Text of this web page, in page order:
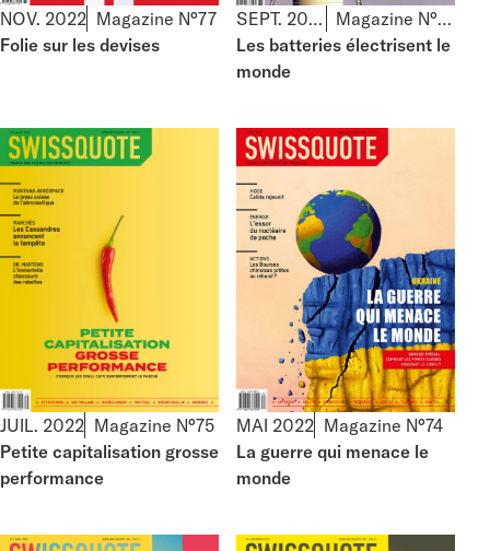
NOV. 2022 Magazine N°77
Folie sur les devises
SEPT. 2022
Magazine N°76
Les batteries électrisent le
monde
JUIL. 2022 Magazine N°75
Petite capitalisation grosse
performance
MAI 2022 Magazine N°74
La guerre qui menace le
monde